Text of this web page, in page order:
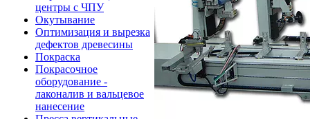
центры с ЧПУ
Окутывание
Оптимизация и вырезка
дефектов древесины
Покраска
Покрасочное
оборудование -
лаконалив и вальцевое
нанесение